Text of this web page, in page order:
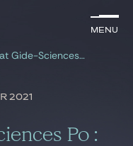
Menu
Menu
Partenariat Gide-Sciences Po : remise de notre 14ème Bourse d’excellence
2021
Po :